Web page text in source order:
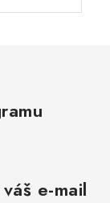
e-mail